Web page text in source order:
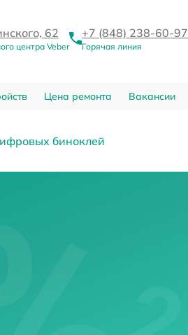
62
центра Veber
+7 (848) 238-60-97
Горячая линия
Цена ремонта Вакансии
биноклей